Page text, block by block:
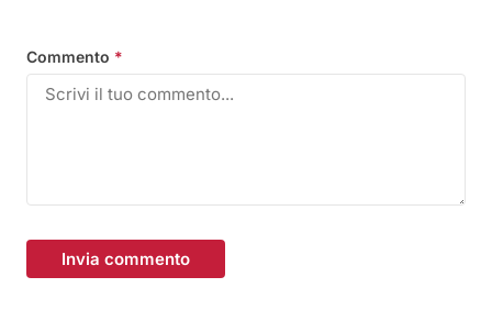
Commento *
Invia commento